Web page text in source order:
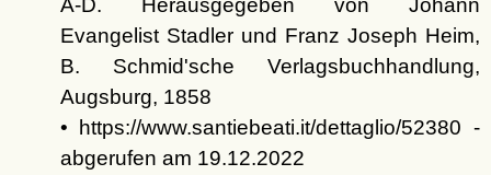
A-D. Herausgegeben von Johann
Evangelist Stadler und Franz Joseph Heim,
B. Schmid'sche Verlagsbuchhandlung,
Augsburg, 1858
• https://www.santiebeati.it/dettaglio/52380 -
abgerufen am 19.12.2022